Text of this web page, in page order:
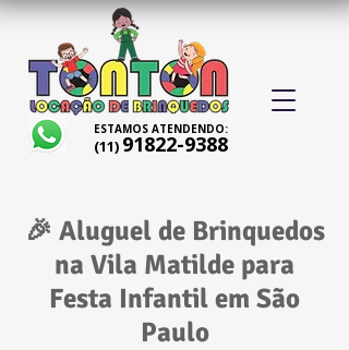
ESTAMOS ATENDENDO:
(11) 91822-9388
🎉 Aluguel de Brinquedos
na Vila Matilde para
Festa Infantil em São
Paulo